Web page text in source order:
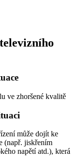
ve zhoršené kvalitě
může dojít ke
(např. jiskřením
napětí atd.), která